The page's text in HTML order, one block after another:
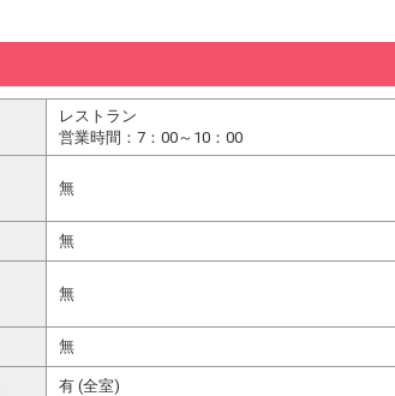
レストラン
営業時間：7：00～10：00
無
無
無
無
有 (全室)